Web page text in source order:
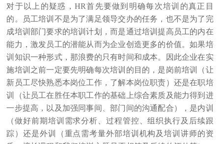
对于以上的疑惑，HR首先要做到明确每次培训的真正目
的。员工培训不是为了满足领导交办的任务，也不是为了完
成培训部门要求的培训计划，而是通过培训提高员工的内在
能力，激发员工的潜能从而为企业创造更多的价值。如果培
训知识一种形式，那浪费的只有时间和成本。因此企业在实
施培训之前一定要先明确每次培训的目的，是岗前培训（让
新员工尽快熟悉本岗位工作，了解本岗位职责）还是在职培
训（让员工在胜任本职工作的基础上综合素质及能力得到进
一步提高，以及加强同事间、部门间的沟通配合），是内训
（做好前期培训需求分析、过程管控、组织执行及后续跟
踪）还是外训（重点需考量外部培训机构及培训讲师的资